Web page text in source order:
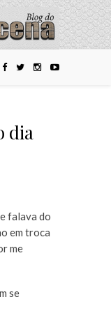
dia
falava do
em troca
me
se